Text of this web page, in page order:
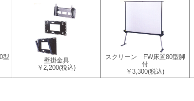
型
壁掛金具
￥2,200(税込)
スクリーン FW床置80型脚
付
￥3,300(税込)